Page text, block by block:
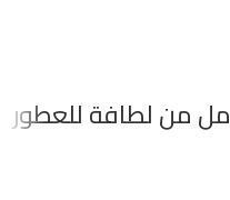
فلفت عود للجنسين – 100 مل من لطافة للعطور